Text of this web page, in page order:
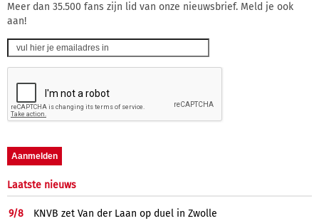
Meer dan 35.500 fans zijn lid van onze nieuwsbrief. Meld je ook
aan!
Laatste nieuws
9/8
KNVB zet Van der Laan op duel in Zwolle